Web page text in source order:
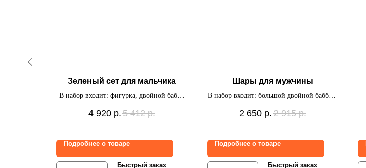
Зеленый сет для мальчика
В набор входит: фигурка, двойной баббл
4 920 р.5 412 р.
Подробнее о товаре
Быстрый заказ
Шары для мужчины
В набор входит: большой двойной баббл с
2 650 р.2 915 р.
Подробнее о товаре
Быстрый заказ